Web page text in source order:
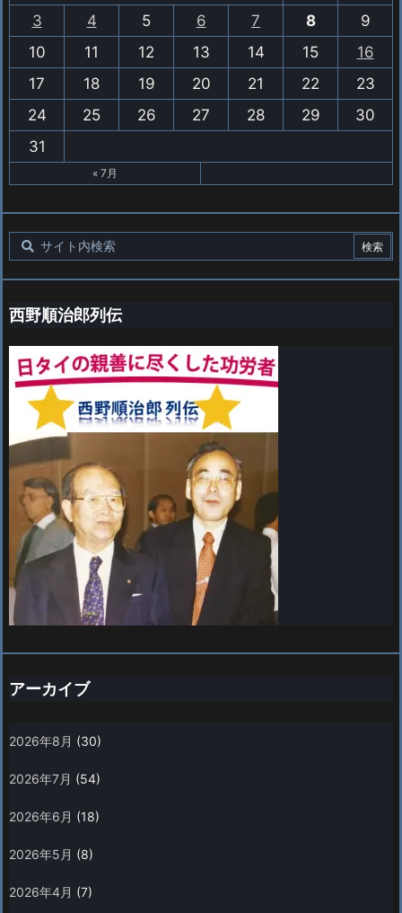
3
4 5 6 7 8
9
10
11 12 13 14 15
16
17
18 19 20 21 22
23
24
25 26 27 28 29
30
31
« 7月
西野順治郎列伝
アーカイブ
2026年8月 (30)
2026年7月 (54)
2026年6月 (18)
2026年5月 (8)
2026年4月 (7)